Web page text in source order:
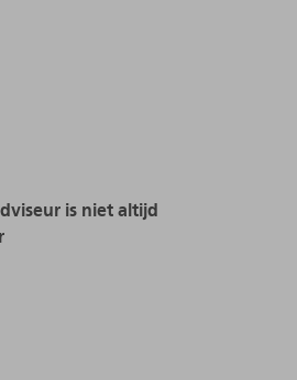
is niet altijd